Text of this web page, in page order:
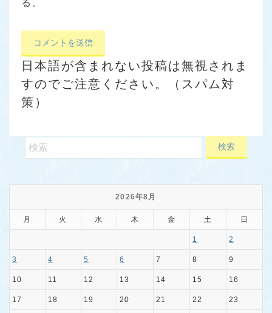
る。
日本語が含まれない投稿は無視されま
すのでご注意ください。（スパム対
策）
2026年8月
月 火 水 木 金 土 日
1 2
3 4 5 6 7 8 9
10 11 12 13 14 15 16
17 18 19 20 21 22 23